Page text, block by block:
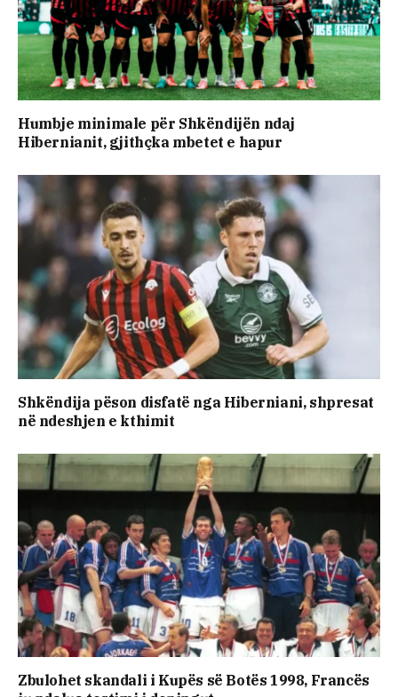
Humbje minimale për Shkëndijën ndaj
Hibernianit, gjithçka mbetet e hapur
Shkëndija pëson disfatë nga Hiberniani, shpresat
në ndeshjen e kthimit
Zbulohet skandali i Kupës së Botës 1998, Francës